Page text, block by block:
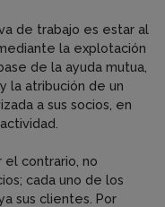
de trabajo es estar al
la explotación
de la ayuda mutua,
la atribución de un
a sus socios, en
el contrario, no
cada uno de los
sus clientes. Por